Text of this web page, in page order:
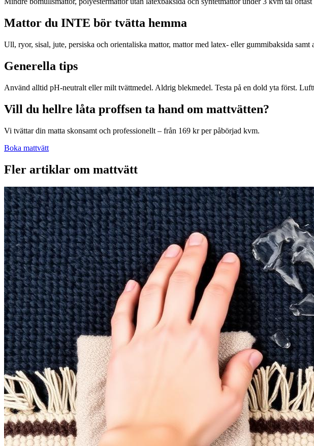
Mattor du INTE bör tvätta hemma
Ull, ryor, sisal, jute, persiska och orientaliska mattor, mattor med latex- eller gummibaksida
Generella tips
Använd alltid pH-neutralt eller milt tvättmedel. Aldrig blekmedel. Testa på en dold yta först.
Vill du hellre låta proffsen ta hand om mattvätten?
Vi tvättar din matta skonsamt och professionellt – från 169 kr per påbörjad kvm.
Boka mattvätt
Fler artiklar om mattvätt